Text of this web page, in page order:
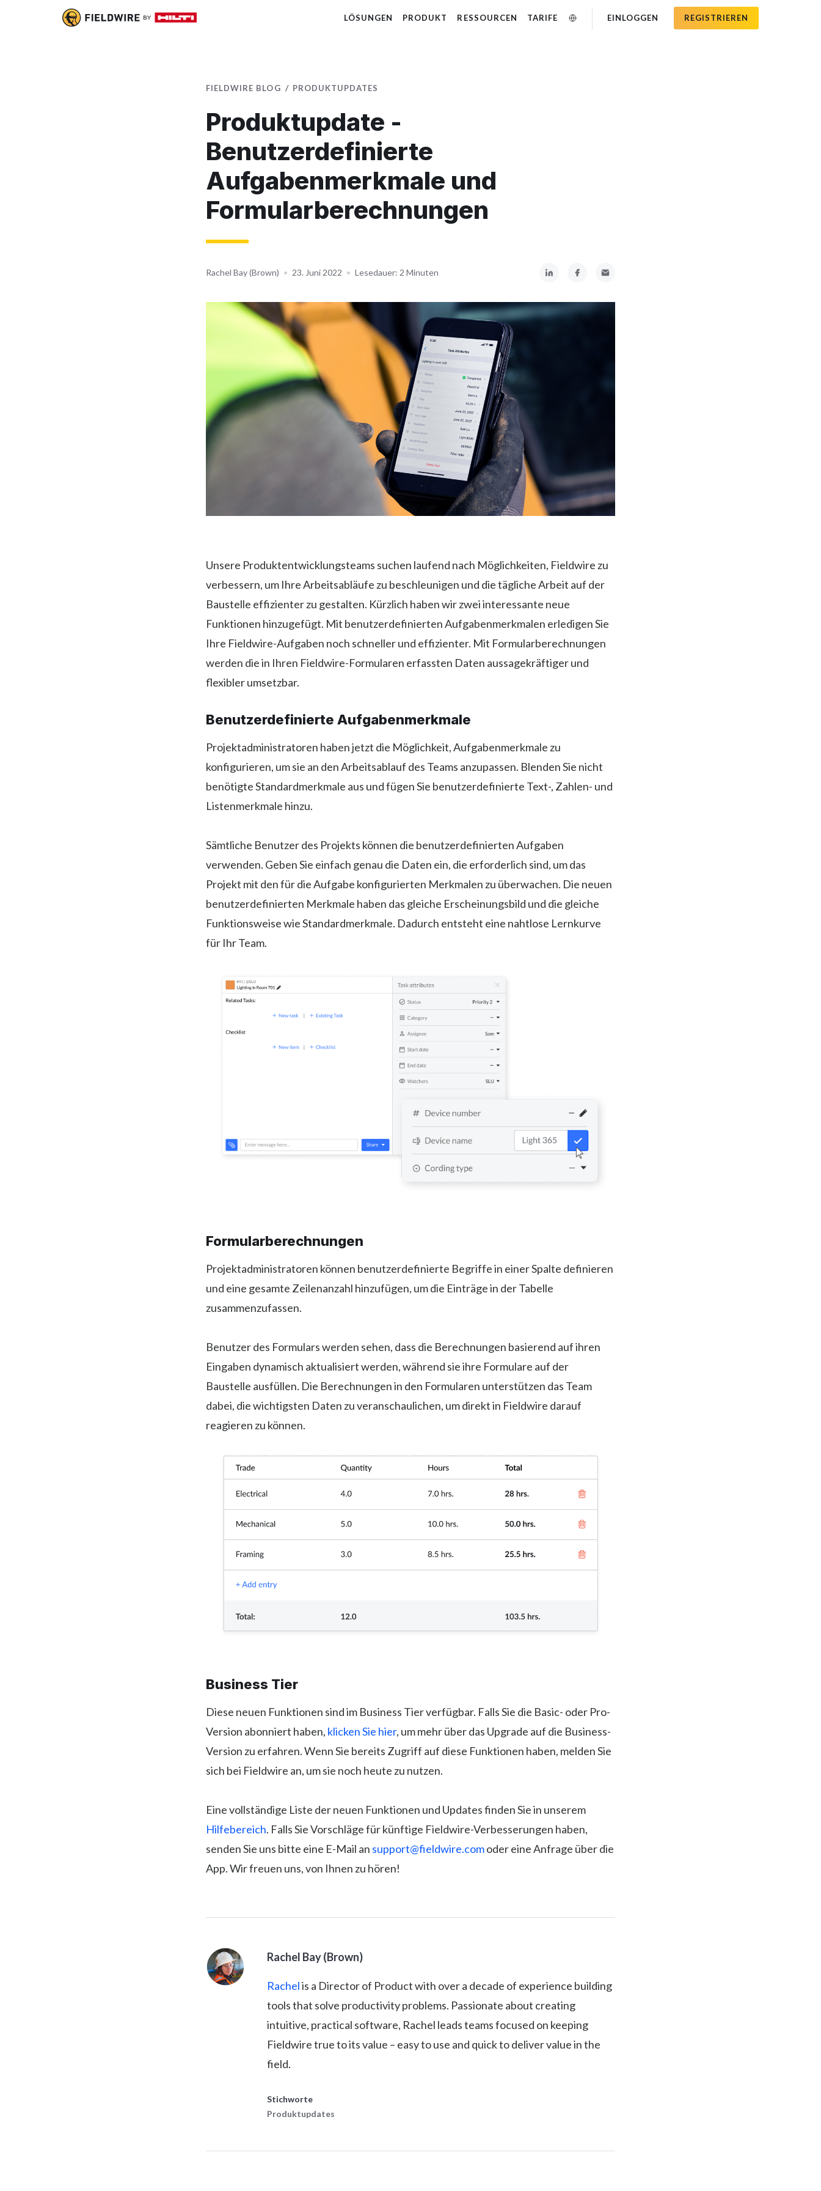
LÖSUNGEN PRODUKT RESSOURCEN TARIFE EINLOGGEN REGISTRIEREN
FIELDWIRE BLOG PRODUKTUPDATES
Produktupdate -
Benutzerdefinierte
Aufgabenmerkmale und
Formularberechnungen
Rachel Bay (Brown) • 23. Juni 2022 • Lesedauer: 2 Minuten
Unsere Produktentwicklungsteams suchen laufend nach Möglichkeiten, Fieldwire zu
verbessern, um Ihre Arbeitsabläufe zu beschleunigen und die tägliche Arbeit auf der
Baustelle effizienter zu gestalten. Kürzlich haben wir zwei interessante neue
Funktionen hinzugefügt. Mit benutzerdefinierten Aufgabenmerkmalen erledigen Sie
Ihre Fieldwire-Aufgaben noch schneller und effizienter. Mit Formularberechnungen
werden die in Ihren Fieldwire-Formularen erfassten Daten aussagekräftiger und
flexibler umsetzbar.
Benutzerdefinierte Aufgabenmerkmale
Projektadministratoren haben jetzt die Möglichkeit, Aufgabenmerkmale zu
konfigurieren, um sie an den Arbeitsablauf des Teams anzupassen. Blenden Sie nicht
benötigte Standardmerkmale aus und fügen Sie benutzerdefinierte Text-, Zahlen- und
Listenmerkmale hinzu.
Sämtliche Benutzer des Projekts können die benutzerdefinierten Aufgaben
verwenden. Geben Sie einfach genau die Daten ein, die erforderlich sind, um das
Projekt mit den für die Aufgabe konfigurierten Merkmalen zu überwachen. Die neuen
benutzerdefinierten Merkmale haben das gleiche Erscheinungsbild und die gleiche
Funktionsweise wie Standardmerkmale. Dadurch entsteht eine nahtlose Lernkurve
für Ihr Team.
Formularberechnungen
Projektadministratoren können benutzerdefinierte Begriffe in einer Spalte definieren
und eine gesamte Zeilenanzahl hinzufügen, um die Einträge in der Tabelle
zusammenzufassen.
Benutzer des Formulars werden sehen, dass die Berechnungen basierend auf ihren
Eingaben dynamisch aktualisiert werden, während sie ihre Formulare auf der
Baustelle ausfüllen. Die Berechnungen in den Formularen unterstützen das Team
dabei, die wichtigsten Daten zu veranschaulichen, um direkt in Fieldwire darauf
reagieren zu können.
Business Tier
Diese neuen Funktionen sind im Business Tier verfügbar. Falls Sie die Basic- oder Pro-
Version abonniert haben, klicken Sie hier, um mehr über das Upgrade auf die Business-
Version zu erfahren. Wenn Sie bereits Zugriff auf diese Funktionen haben, melden Sie
sich bei Fieldwire an, um sie noch heute zu nutzen.
Eine vollständige Liste der neuen Funktionen und Updates finden Sie in unserem
Hilfebereich. Falls Sie Vorschläge für künftige Fieldwire-Verbesserungen haben,
senden Sie uns bitte eine E-Mail an support@fieldwire.comoder eine Anfrage über die
App. Wir freuen uns, von Ihnen zu hören!
Rachel Bay (Brown)
Rachelis a Director of Product with over a decade of experience building
tools that solve productivity problems. Passionate about creating
intuitive, practical software, Rachel leads teams focused on keeping
Fieldwire true to its value – easy to use and quick to deliver value in the
field.
Stichworte
Produktupdates